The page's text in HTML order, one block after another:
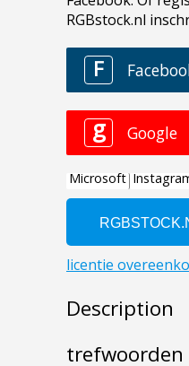
Description
trefwoorden